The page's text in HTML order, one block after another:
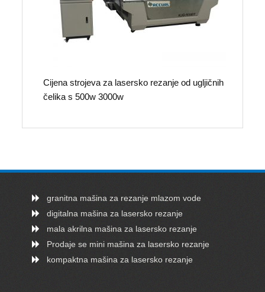
Cijena strojeva za lasersko rezanje od ugljičnih
čelika s 500w 3000w
granitna mašina za rezanje mlazom vode
digitalna mašina za lasersko rezanje
mala akrilna mašina za lasersko rezanje
Prodaje se mini mašina za lasersko rezanje
kompaktna mašina za lasersko rezanje